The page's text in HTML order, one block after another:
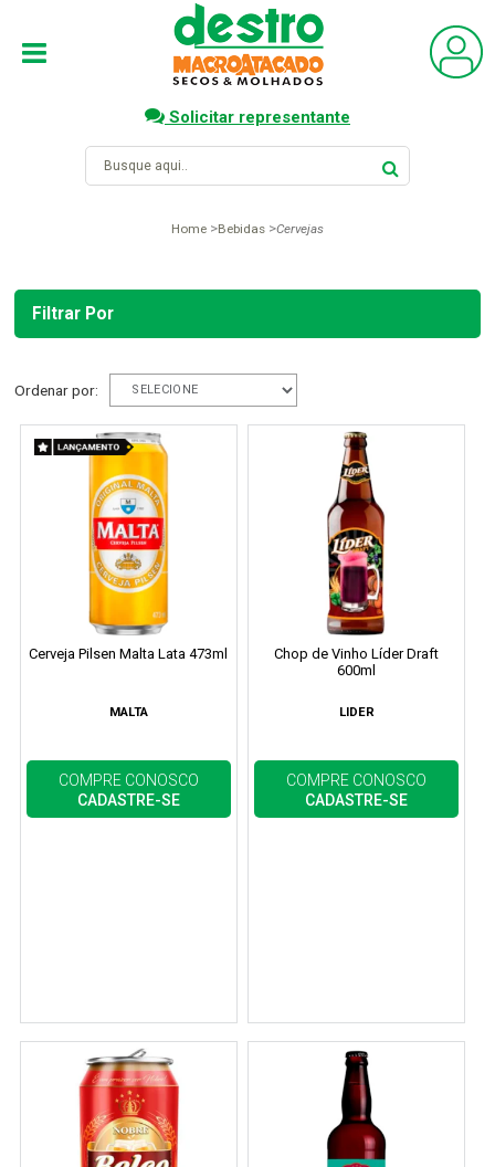
Solicitar representante
Home Bebidas Cervejas
Filtrar Por
Ordenar por:
Cerveja Pilsen Malta Lata 473ml
MALTA
COMPRE CONOSCO
CADASTRE-SE
Chop de Vinho Líder Draft
600ml
LIDER
COMPRE CONOSCO
CADASTRE-SE